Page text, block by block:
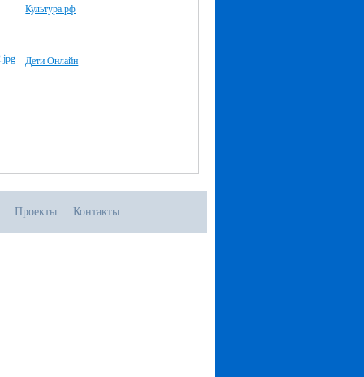
Культура.рф
Дети Онлайн
Проекты Контакты